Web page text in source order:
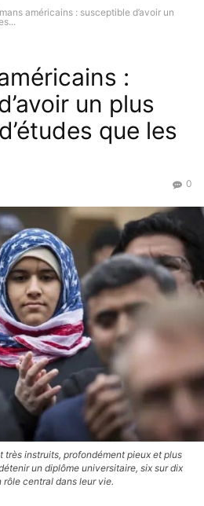
américains : susceptible d’avoir un
:
un plus
que les
0
très instruits, profondément pieux et plus
un diplôme universitaire, six sur dix
central dans leur vie.